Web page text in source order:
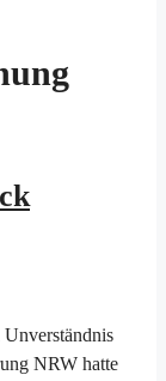
NRW hatte